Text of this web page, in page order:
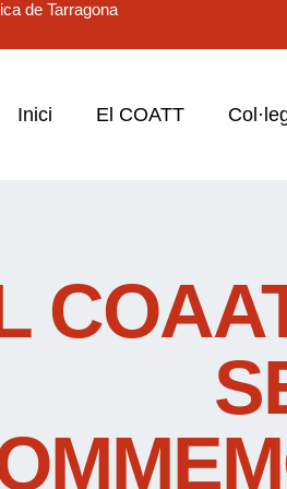
de Tarragona
Inici El COATT